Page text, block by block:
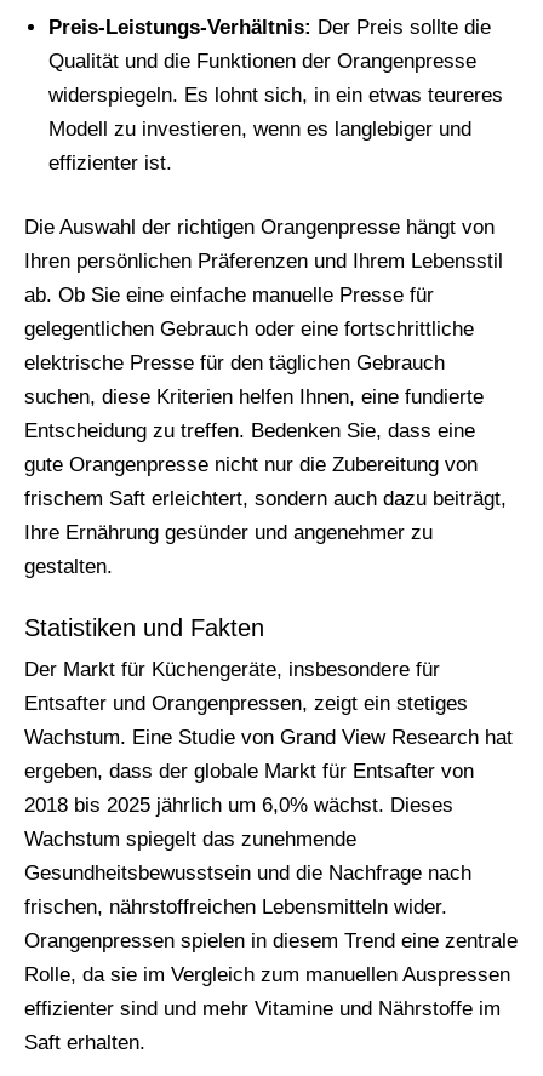
Preis-Leistungs-Verhältnis: Der Preis sollte die
Qualität und die Funktionen der Orangenpresse
widerspiegeln. Es lohnt sich, in ein etwas teureres
Modell zu investieren, wenn es langlebiger und
effizienter ist.
Die Auswahl der richtigen Orangenpresse hängt von
Ihren persönlichen Präferenzen und Ihrem Lebensstil
ab. Ob Sie eine einfache manuelle Presse für
gelegentlichen Gebrauch oder eine fortschrittliche
elektrische Presse für den täglichen Gebrauch
suchen, diese Kriterien helfen Ihnen, eine fundierte
Entscheidung zu treffen. Bedenken Sie, dass eine
gute Orangenpresse nicht nur die Zubereitung von
frischem Saft erleichtert, sondern auch dazu beiträgt,
Ihre Ernährung gesünder und angenehmer zu
gestalten.
Statistiken und Fakten
Der Markt für Küchengeräte, insbesondere für
Entsafter und Orangenpressen, zeigt ein stetiges
Wachstum. Eine Studie von Grand View Research hat
ergeben, dass der globale Markt für Entsafter von
2018 bis 2025 jährlich um 6,0% wächst. Dieses
Wachstum spiegelt das zunehmende
Gesundheitsbewusstsein und die Nachfrage nach
frischen, nährstoffreichen Lebensmitteln wider.
Orangenpressen spielen in diesem Trend eine zentrale
Rolle, da sie im Vergleich zum manuellen Auspressen
effizienter sind und mehr Vitamine und Nährstoffe im
Saft erhalten.